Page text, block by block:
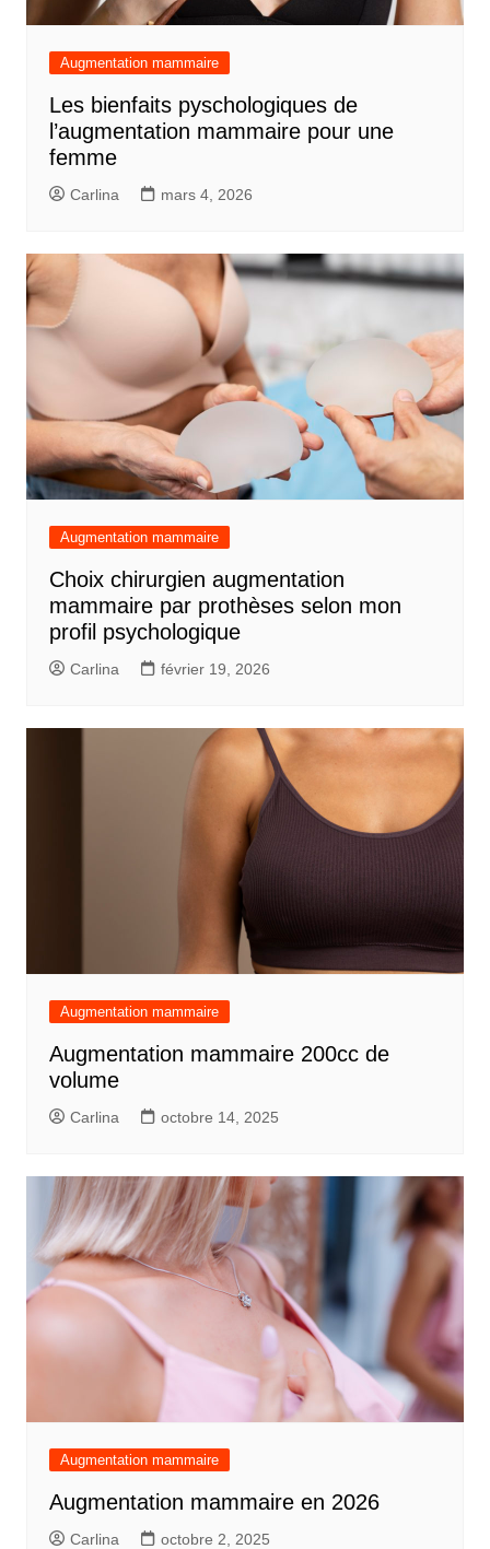
Augmentation mammaire
Les bienfaits pyschologiques de
l’augmentation mammaire pour une
femme
Carlina mars 4, 2026
Augmentation mammaire
Choix chirurgien augmentation
mammaire par prothèses selon mon
profil psychologique
Carlina février 19, 2026
Augmentation mammaire
Augmentation mammaire 200cc de
volume
Carlina octobre 14, 2025
Augmentation mammaire
Augmentation mammaire en 2026
Carlina octobre 2, 2025